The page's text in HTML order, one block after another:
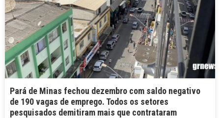
Pará de Minas fechou dezembro com saldo negativo
de 190 vagas de emprego. Todos os setores
pesquisados demitiram mais que contrataram